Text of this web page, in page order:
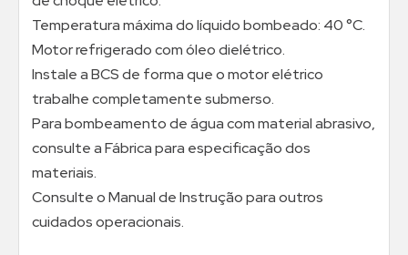
Temperatura máxima do líquido bombeado: 40 °C.
Motor refrigerado com óleo dielétrico.
Instale a BCS de forma que o motor elétrico
trabalhe completamente submerso.
Para bombeamento de água com material abrasivo,
consulte a Fábrica para especificação dos
materiais.
Consulte o Manual de Instrução para outros
cuidados operacionais.